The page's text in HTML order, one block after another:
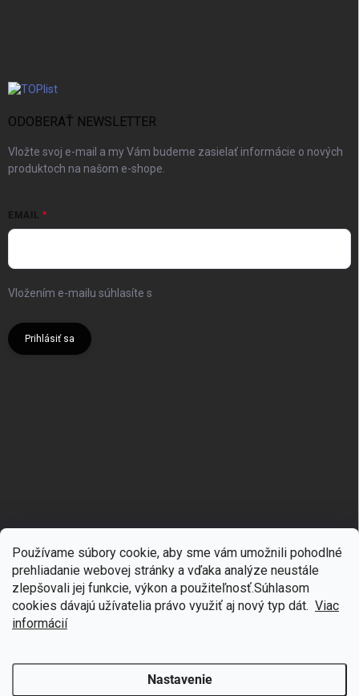
Používame súbory cookie, aby sme vám umožnili pohodlné
prehliadanie webovej stránky a vďaka analýze neustále
zlepšovali jej funkcie, výkon a použiteľnosť.Súhlasom
cookies dávajú užívatelia právo využiť aj nový typ dát. Viac
informácií
Nastavenie
ODOBERAŤ NEWSLETTER
Vložte svoj e-mail a my Vám budeme zasielať informácie o nových
produktoch na našom e-shope.
EMAIL
Vložením e-mailu súhlasíte s
Prihlásiť sa
Copyright 2026 mgmoda.sk . Všetky práva vyhradené.Upraviť nastavenie
🎁Získajte 7 % zľavu na prvý nákup
Prihláste sa k odberu noviniek